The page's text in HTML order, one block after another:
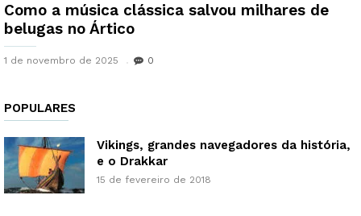
Como a música clássica salvou milhares de
belugas no Ártico
1 de novembro de 2025 0
POPULARES
Vikings, grandes navegadores da história,
e o Drakkar
15 de fevereiro de 2018